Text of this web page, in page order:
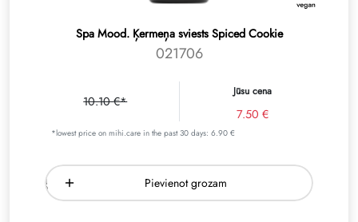
Spa Mood. Ķermeņa sviests Spiced Cookie
021706
10.10 €*
Jūsu cena
7.50 €
*lowest price on mihi.care in the past 30 days: 6.90 €
Pievienot grozam